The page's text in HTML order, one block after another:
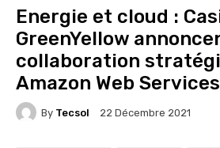
Energie et cloud :
GreenYellow
collaboration
Amazon Web Services
By Tecsol 22 Décembre 2021